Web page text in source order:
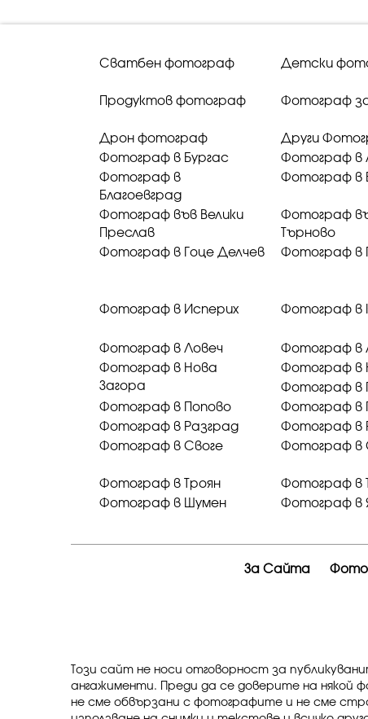
Сватбен фотограф Детски
Продуктов фотограф
Фотограф
Дрон фотограф
Други
Фотограф в Бургас
Фотограф в
Фотограф в
Благоевград
Фотограф в
Фотограф във Велики
Преслав
Фотограф
Търново
Фотограф в Гоце Делчев
Фотограф в
Фотограф в Исперих
Фотограф в
Фотограф в Ловеч
Фотограф в
Фотограф в Нова
Загора
Фотограф в
Фотограф в
Фотограф в Попово
Фотограф в
Фотограф в Разград
Фотограф в
Фотограф в Своге
Фотограф в
Фотограф в Троян
Фотограф в
Фотограф в Шумен
Фотограф в
За Сайта Фото
Този сайт не носи отговорност за
ангажименти. Преди да се доверите на някой
не сме обвързани с фотографите и не сме